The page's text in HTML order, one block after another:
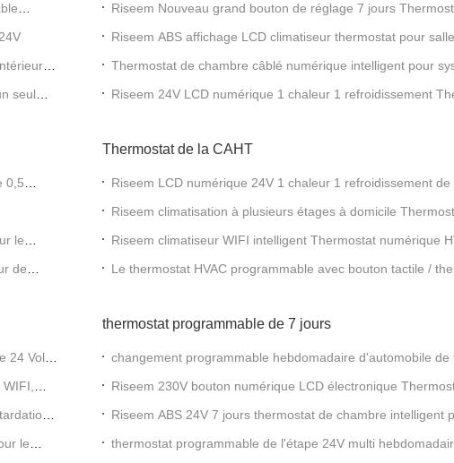
seul
Riseem Nouveau grand bouton de réglage 7 jours
Riseem ABS affichage LCD climatiseur thermostat pour
Thermostat de chambre câblé numérique intelligent pour
Riseem 24V LCD numérique 1 chaleur 1 refroidissement
0,5
le
de
Thermostat de la CAHT
Riseem LCD numérique 24V 1 chaleur 1 refroidissement de
Riseem climatisation à plusieurs étages à domicile
Riseem climatiseur WIFI intelligent Thermostat numérique
Le thermostat HVAC programmable avec bouton tactile /
Volts
le
thermostat programmable de 7 jours
changement programmable hebdomadaire d'automobile de
Riseem 230V bouton numérique LCD électronique
Riseem ABS 24V 7 jours thermostat de chambre intelligent
thermostat programmable de l'étape 24V multi